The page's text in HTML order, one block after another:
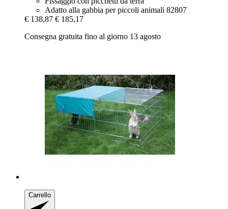
Adatto alla gabbia per piccoli animali 82807
€ 138,87 € 185,17
Consegna gratuita fino al giorno 13 agosto
Carrello